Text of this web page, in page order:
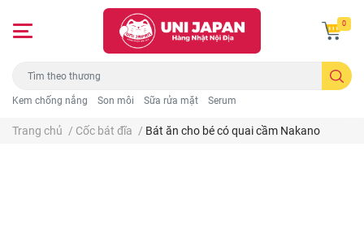
Kem chống nắng Son môi Sữa rửa mặt Serum
0
Trang chủ / Cốc bát đĩa / Bát ăn cho bé có quai cầm Nakano